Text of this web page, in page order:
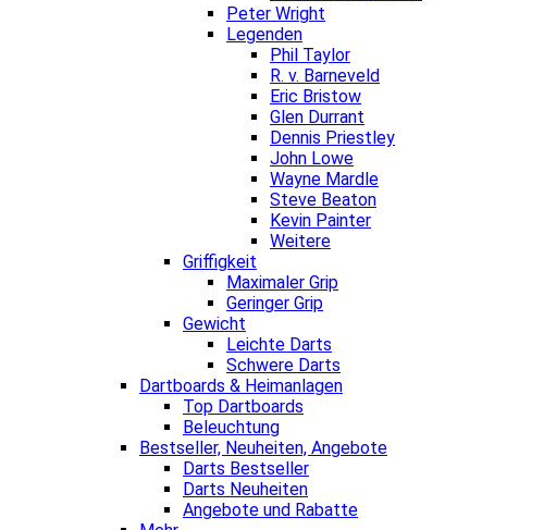
Peter Wright
Legenden
Phil Taylor
R. v. Barneveld
Eric Bristow
Glen Durrant
Dennis Priestley
John Lowe
Wayne Mardle
Steve Beaton
Kevin Painter
Weitere
Griffigkeit
Maximaler Grip
Geringer Grip
Gewicht
Leichte Darts
Schwere Darts
Dartboards & Heimanlagen
Top Dartboards
Beleuchtung
Bestseller, Neuheiten, Angebote
Darts Bestseller
Darts Neuheiten
Angebote und Rabatte